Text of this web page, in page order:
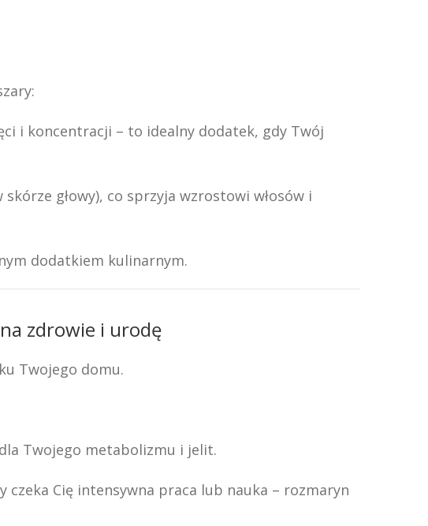
i koncentracji – to idealny dodatek, gdy Twój
głowy), co sprzyja wzrostowi włosów i
dodatkiem kulinarnym.
zdrowie i urodę
Twojego domu.
Twojego metabolizmu i jelit.
Cię intensywna praca lub nauka – rozmaryn